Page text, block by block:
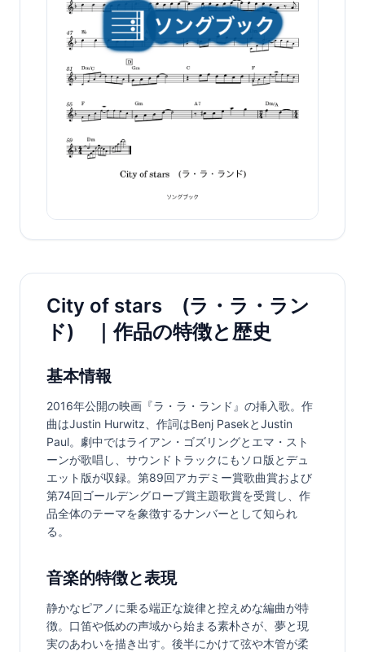
City of stars (ラ・ラ・ラン
ド) ｜作品の特徴と歴史
基本情報
2016年公開の映画『ラ・ラ・ランド』の挿入歌。作
曲はJustin Hurwitz、作詞はBenj PasekとJustin
Paul。劇中ではライアン・ゴズリングとエマ・スト
ーンが歌唱し、サウンドトラックにもソロ版とデュ
エット版が収録。第89回アカデミー賞歌曲賞および
第74回ゴールデングローブ賞主題歌賞を受賞し、作
品全体のテーマを象徴するナンバーとして知られ
る。
音楽的特徴と表現
静かなピアノに乗る端正な旋律と控えめな編曲が特
徴。口笛や低めの声域から始まる素朴さが、夢と現
実のあわいを描き出す。後半にかけて弦や木管が柔